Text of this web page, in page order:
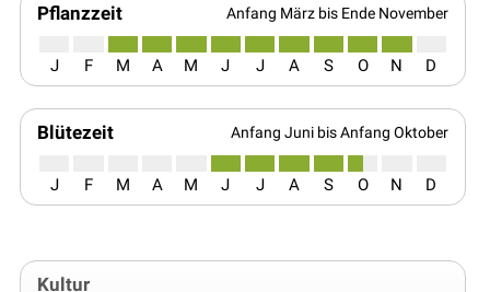
Pflanzzeit Anfang März bis Ende November
J F M A M J J A S O N D
Blütezeit Anfang Juni bis Anfang Oktober
J F M A M J J A S O N D
Kultur